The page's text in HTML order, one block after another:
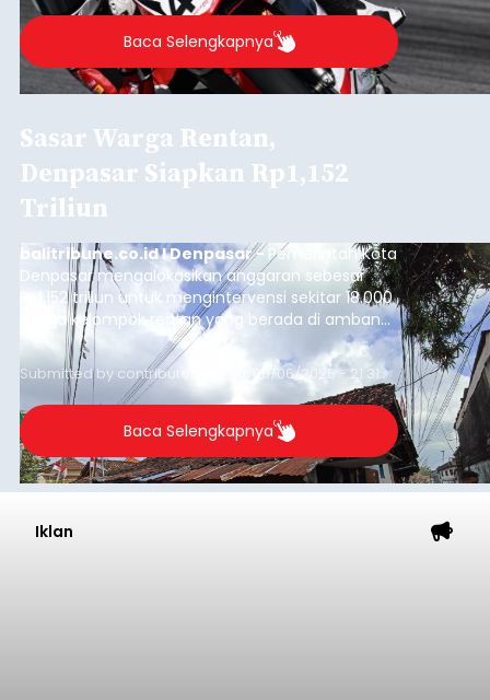
Baca Selengkapnya
Sasar Warga Rentan,
Denpasar Siapkan Rp1,152
Triliun
balitribune.co.id I Denpasar - Pemerintah Kota
Denpasar mengalokasikan anggaran sebesar
Rp1,152 triliun untuk mengintervensi sekitar 18.000
warga kelompok rentan yang berada di ambang
garis kemiskinan. Langkah strategis ini diambil
guna menjaga masyarakat yang berada pada
kelompok desil 5 dan 6 tersebut agar tidak
merosot ke kategori miskin.
Submitted by contributor Thu, 08/06/2026 - 21:31
Baca Selengkapnya
Iklan